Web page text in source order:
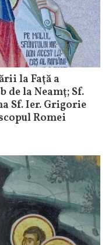
la Faţă a
de la Neamţ; Sf.
Sf. Ier. Grigorie
Romei